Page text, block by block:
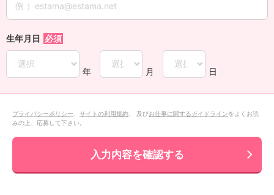
生年月日
年 月 日
プライバシーポリシー サイトの利用規約 、 及びお仕事に関するガイドラインをよくお読
みの上、応募して下さい。
入力内容を確認する